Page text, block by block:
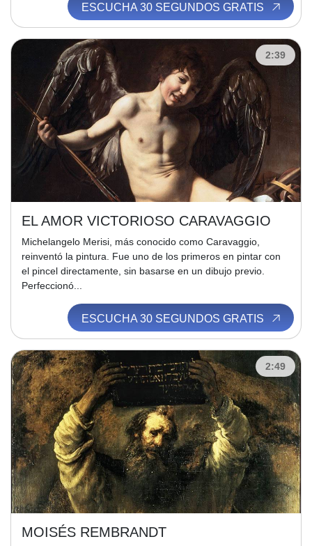
ESCUCHA 30 SEGUNDOS GRATIS
2:39
EL AMOR VICTORIOSO CARAVAGGIO
Michelangelo Merisi, más conocido como Caravaggio,
reinventó la pintura. Fue uno de los primeros en pintar con
el pincel directamente, sin basarse en un dibujo previo.
Perfeccionó...
ESCUCHA 30 SEGUNDOS GRATIS
2:49
MOISÉS REMBRANDT